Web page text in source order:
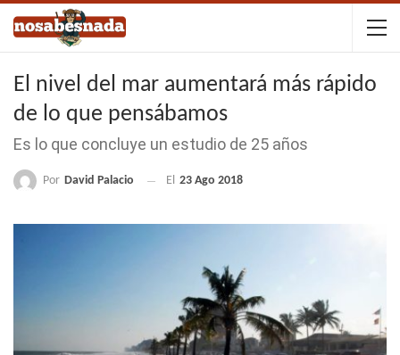
El nivel del mar aumentará más rápido
de lo que pensábamos
Es lo que concluye un estudio de 25 años
Por David Palacio El 23 Ago 2018